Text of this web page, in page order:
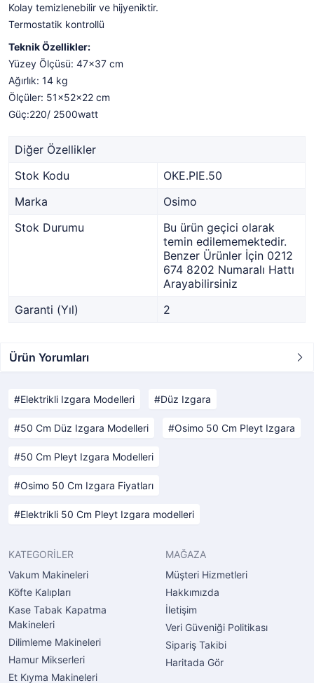
Kolay temizlenebilir ve hijyeniktir.
Termostatik kontrollü
Teknik Özellikler:
Yüzey Ölçüsü: 47x37 cm
Ağırlık: 14 kg
Ölçüler: 51x52x22 cm
Güç:220/ 2500watt
Diğer Özellikler
Stok Kodu
OKE.PIE.50
Marka
Osimo
Stok Durumu
Bu ürün geçici olarak
temin edilememektedir.
Benzer Ürünler İçin 0212
674 8202 Numaralı Hattı
Arayabilirsiniz
Garanti (Yıl)
2
Ürün Yorumları
Elektrikli Izgara Modelleri Düz Izgara
50 Cm Düz Izgara Modelleri Osimo 50 Cm Pleyt Izgara
50 Cm Pleyt Izgara Modelleri
Osimo 50 Cm Izgara Fiyatları
Elektrikli 50 Cm Pleyt Izgara modelleri
KATEGORİLER
Vakum Makineleri
Köfte Kalıpları
Kase Tabak Kapatma
Makineleri
Dilimleme Makineleri
Hamur Mikserleri
Et Kıyma Makineleri
MAĞAZA
Müşteri Hizmetleri
Hakkımızda
İletişim
Veri Güveniği Politikası
Sipariş Takibi
Haritada Gör